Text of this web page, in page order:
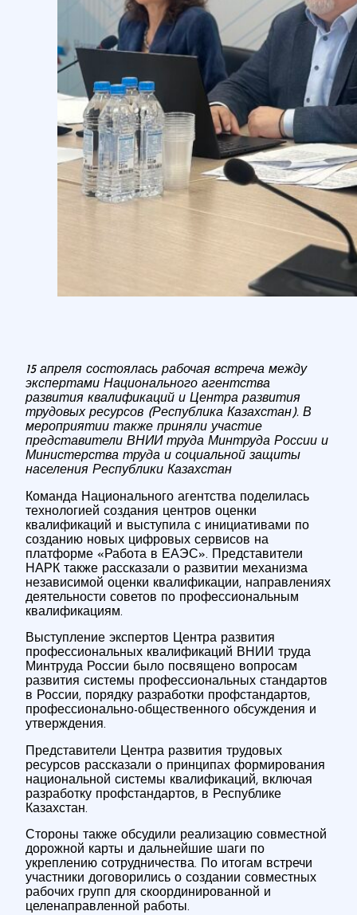
15 апреля состоялась рабочая встреча между
экспертами Национального агентства
развития квалификаций и Центра развития
трудовых ресурсов (Республика Казахстан). В
мероприятии также приняли участие
представители ВНИИ труда Минтруда России и
Министерства труда и социальной защиты
населения Республики Казахстан
Команда Национального агентства поделилась
технологией создания центров оценки
квалификаций и выступила с инициативами по
созданию новых цифровых сервисов на
платформе «Работа в ЕАЭС». Представители
НАРК также рассказали о развитии механизма
независимой оценки квалификации, направлениях
деятельности советов по профессиональным
квалификациям.
Выступление экспертов Центра развития
профессиональных квалификаций ВНИИ труда
Минтруда России было посвящено вопросам
развития системы профессиональных стандартов
в России, порядку разработки профстандартов,
профессионально-общественного обсуждения и
утверждения.
Представители Центра развития трудовых
ресурсов рассказали о принципах формирования
национальной системы квалификаций, включая
разработку профстандартов, в Республике
Казахстан.
Стороны также обсудили реализацию совместной
дорожной карты и дальнейшие шаги по
укреплению сотрудничества. По итогам встречи
участники договорились о создании совместных
рабочих групп для скоординированной и
целенаправленной работы.